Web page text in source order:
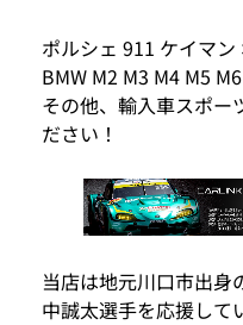
ポルシェ 911 ケイマン
BMW M2 M3 M4 M5
その他、輸入車スポー
ださい！
当店は地元川口市出
中誠太選手を応援して